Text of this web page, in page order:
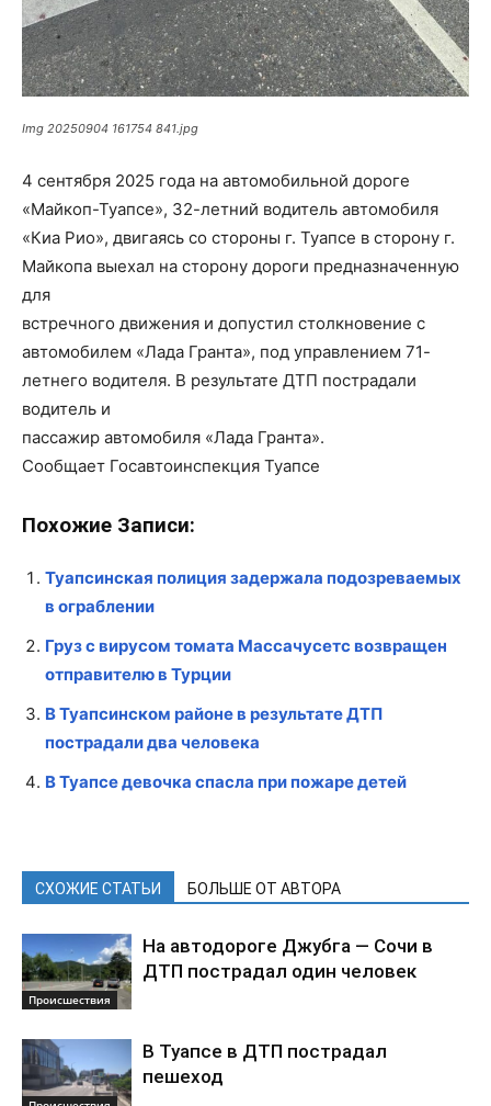
Img 20250904 161754 841.jpg
4 сентября 2025 года на автомобильной дороге
«Майкоп-Туапсе», 32-летний водитель автомобиля
«Киа Рио», двигаясь со стороны г. Туапсе в сторону г.
Майкопа выехал на сторону дороги предназначенную
для
встречного движения и допустил столкновение с
автомобилем «Лада Гранта», под управлением 71-
летнего водителя. В результате ДТП пострадали
водитель и
пассажир автомобиля «Лада Гранта».
Сообщает Госавтоинспекция Туапсе
Похожие Записи:
Туапсинская полиция задержала подозреваемых
в ограблении
Груз с вирусом томата Массачусетс возвращен
отправителю в Турции
В Туапсинском районе в результате ДТП
пострадали два человека
В Туапсе девочка спасла при пожаре детей
СХОЖИЕ СТАТЬИ БОЛЬШЕ ОТ АВТОРА
Происшествия
На автодороге Джубга — Сочи в
ДТП пострадал один человек
В Туапсе в ДТП пострадал
пешеход